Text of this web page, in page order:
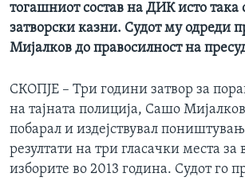
тогашниот состав на ДИК исто така
затворски казни. Судот му одреди
Мијалков до правосилност на
СКОПЈЕ – Три години затвор за
на тајната полиција, Сашо
побарал и издејствувал
резултати на три гласачки места за
изборите во 2013 година. Судот го